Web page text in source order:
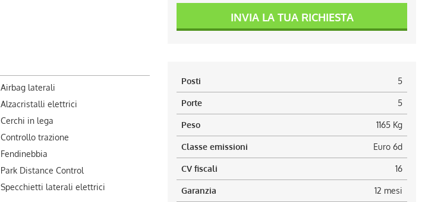
INVIA LA TUA RICHIESTA
Airbag laterali
Alzacristalli elettrici
Cerchi in lega
Controllo trazione
Fendinebbia
Park Distance Control
Specchietti laterali elettrici
Posti 5
Porte 5
Peso 1165 Kg
Classe emissioni Euro 6d
CV fiscali 16
Garanzia 12 mesi